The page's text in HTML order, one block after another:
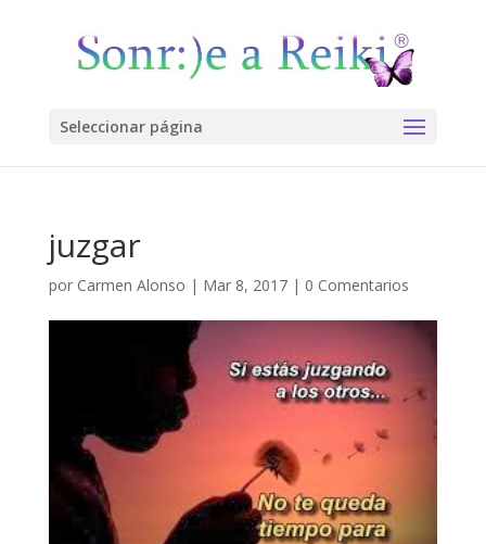
Seleccionar página
juzgar
por Carmen Alonso | Mar 8, 2017| 0 Comentarios